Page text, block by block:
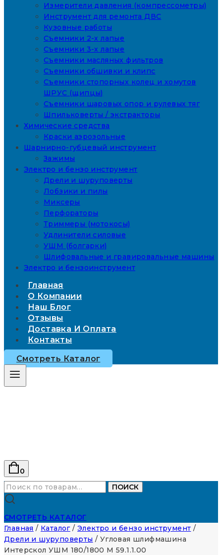
Измерители давления (компрессометры)
Инструмент для ремонта ДВС
Кузовные работы
Съемники 2-х лапые
Съемники 3-х лапые
Съемники масляных фильтров
Съемники обшивки и клипс
Съемники стопорных колец и хомутов
ШРУС (щипцы)
Съемники шаровых опор и рулевых тяг
Шпильковерты / экстракторы
Химические средства
Краски аэрозольные
Шарнирно-губцевый инструмент
Зажимы
Электро и бензо инструмент
Дрели и шуруповерты
Лобзики и пилы
Миксеры
Перфораторы
Триммеры (мотокосы)
Удлинители силовые
УШМ (болгарки)
Шлифовальные и гравировальные машины
Электро и бензоинструмент
Главная
О Компании
Наш Блог
Отзывы
Доставка И Оплата
Контакты
Смотреть Каталог
0
Искать:
ПОИСК
СМОТРЕТЬ КАТАЛОГ
Главная / Каталог / Электро и бензо инструмент /
Дрели и шуруповерты / Угловая шлифмашина
Интерскол УШМ 180/1800 М 59.1.1.00